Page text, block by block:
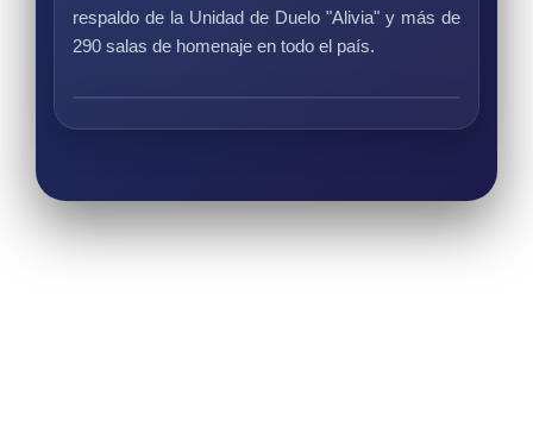
respaldo de la Unidad de Duelo "Alivia" y más de
290 salas de homenaje en todo el país.
❮ ❯